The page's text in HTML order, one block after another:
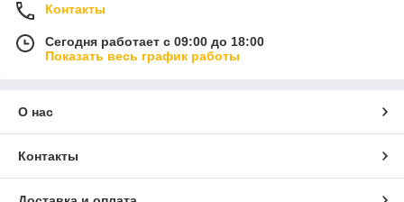
Контакты
Сегодня работает с 09:00 до 18:00
Показать весь график работы
О нас
Контакты